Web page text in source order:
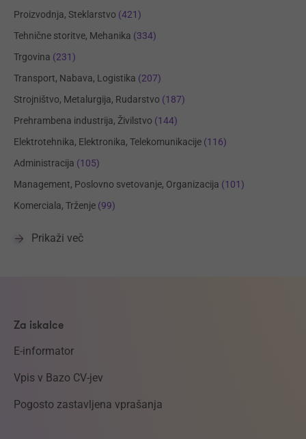
Proizvodnja, Steklarstvo (421)
Tehnične storitve, Mehanika (334)
Trgovina (231)
Transport, Nabava, Logistika (207)
Strojništvo, Metalurgija, Rudarstvo (187)
Prehrambena industrija, Živilstvo (144)
Elektrotehnika, Elektronika, Telekomunikacije (116)
Administracija (105)
Management, Poslovno svetovanje, Organizacija (101)
Komerciala, Trženje (99)
Prikaži več
Za iskalce
E-informator
Vpis v Bazo CV-jev
Pogosto zastavljena vprašanja